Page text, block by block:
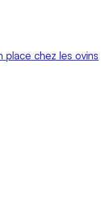
place chez les ovins